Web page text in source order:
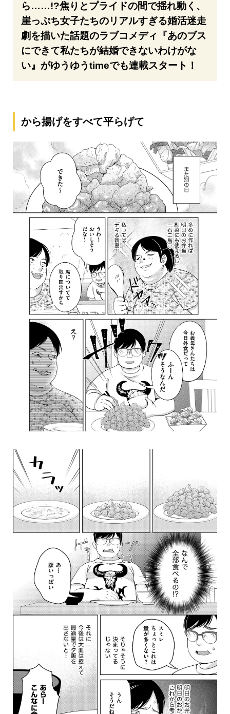
ら……!?焦りとプライドの間で揺れ動く、
崖っぷち女子たちのリアルすぎる婚活迷走
劇を描いた話題のラブコメディ『あのブス
にできて私たちが結婚できないわけがな
い』がゆうゆうtimeでも連載スタート！
から揚げをすべて平らげて